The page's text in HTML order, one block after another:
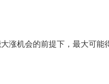
涨机会的前提下，最大可能